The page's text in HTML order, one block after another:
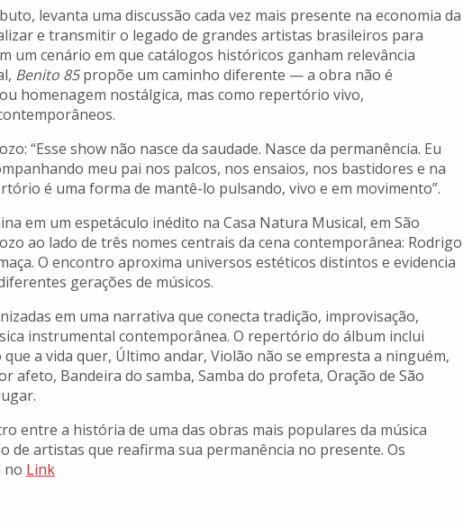
levanta uma discussão cada vez mais presente na economia da
e transmitir o legado de grandes artistas brasileiros para
um cenário em que catálogos históricos ganham relevância
Benito 85propõe um caminho diferente — a obra não é
homenagem nostálgica, mas como repertório vivo,
“Esse show não nasce da saudade. Nasce da permanência. Eu
meu pai nos palcos, nos ensaios, nos bastidores e na
é uma forma de mantê-lo pulsando, vivo e em movimento”.
em um espetáculo inédito na Casa Natura Musical, em São
ao lado de três nomes centrais da cena contemporânea: Rodrigo
O encontro aproxima universos estéticos distintos e evidencia
gerações de músicos.
em uma narrativa que conecta tradição, improvisação,
instrumental contemporânea. O repertório do álbum inclui
a vida quer, Último andar, Violão não se empresta a ninguém,
afeto, Bandeira do samba, Samba do profeta, Oração de São
entre a história de uma das obras mais populares da música
de artistas que reafirma sua permanência no presente. Os
no Link